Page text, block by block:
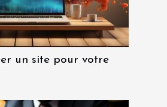
un site pour votre